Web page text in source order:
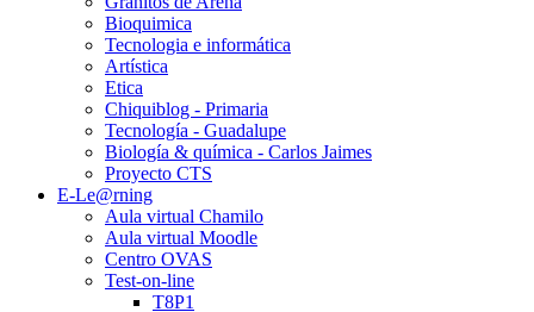
Bioquimica
Tecnologia e informática
Artística
Etica
Chiquiblog - Primaria
Tecnología - Guadalupe
Biología & química - Carlos Jaimes
Proyecto CTS
E-Le@rning
Aula virtual Chamilo
Aula virtual Moodle
Centro OVAS
Test-on-line
T8P1